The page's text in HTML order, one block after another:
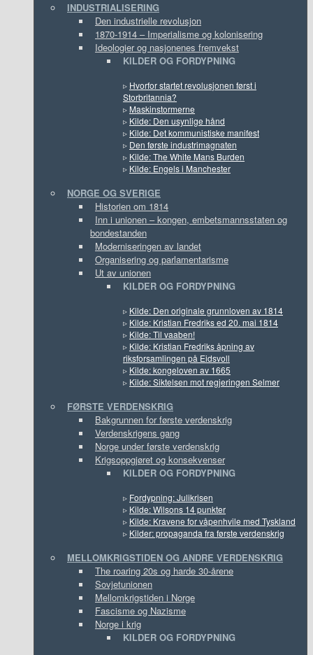
INDUSTRIALISERING
Den industrielle revolusjon
1870-1914 – Imperialisme og kolonisering
Ideologier og nasjonenes fremvekst
KILDER OG FORDYPNING
▹ Hvorfor startet revolusjonen først i
Storbritannia?
▹ Maskinstormerne
▹ Kilde: Den usynlige hånd
▹ Kilde: Det kommunistiske manifest
▹ Den første industrimagnaten
▹ Kilde: The White Mans Burden
▹ Kilde: Engels i Manchester
NORGE OG SVERIGE
Historien om 1814
Inn i unionen – kongen, embetsmannsstaten og
bondestanden
Moderniseringen av landet
Organisering og parlamentarisme
Ut av unionen
KILDER OG FORDYPNING
▹ Kilde: Den originale grunnloven av 1814
▹ Kilde: Kristian Fredriks ed 20. mai 1814
▹ Kilde: Til vaaben!
▹ Kilde: Kristian Fredriks åpning av
riksforsamlingen på Eidsvoll
▹ Kilde: kongeloven av 1665
▹ Kilde: Siktelsen mot regjeringen Selmer
FØRSTE VERDENSKRIG
Bakgrunnen for første verdenskrig
Verdenskrigens gang
Norge under første verdenskrig
Krigsoppgjøret og konsekvenser
KILDER OG FORDYPNING
▹ Fordypning: Julikrisen
▹ Kilde: Wilsons 14 punkter
▹ Kilde: Kravene for våpenhvile med Tyskland
▹ Kilder: propaganda fra første verdenskrig
MELLOMKRIGSTIDEN OG ANDRE VERDENSKRIG
The roaring 20s og harde 30-årene
Sovjetunionen
Mellomkrigstiden i Norge
Fascisme og Nazisme
Norge i krig
KILDER OG FORDYPNING